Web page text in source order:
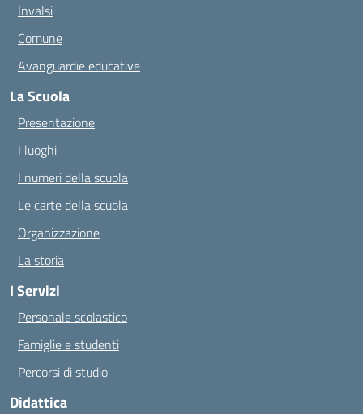
Invalsi
Comune
Avanguardie educative
La Scuola
Presentazione
I luoghi
I numeri della scuola
Le carte della scuola
Organizzazione
La storia
I Servizi
Personale scolastico
Famiglie e studenti
Percorsi di studio
Didattica